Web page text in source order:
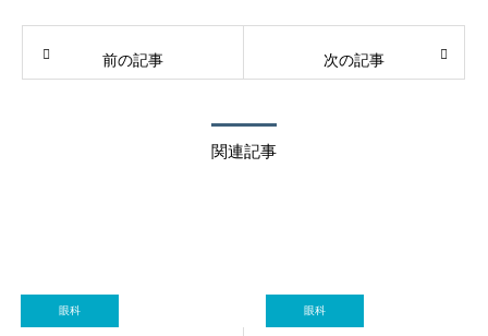
前の記事 次の記事
関連記事
眼科 眼科